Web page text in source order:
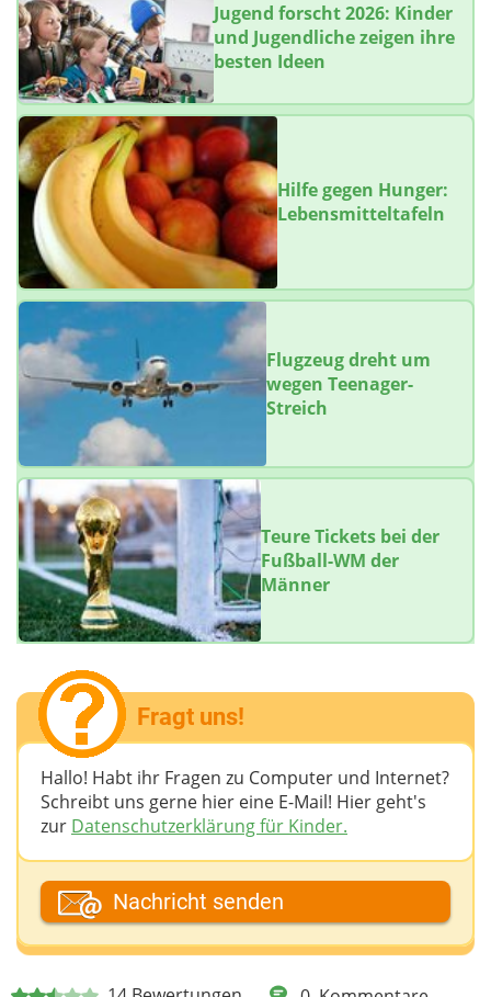
Jugend forscht 2026: Kinder
und Jugendliche zeigen ihre
besten Ideen
Hilfe gegen Hunger:
Lebensmitteltafeln
Flugzeug dreht um
wegen Teenager-
Streich
Teure Tickets bei der
Fußball-WM der
Männer
Fragt uns!
Hallo! Habt ihr Fragen zu Computer und Internet?
Schreibt uns gerne hier eine E-Mail! Hier geht's
zur Datenschutzerklärung für Kinder.
Dein Fantasiename
Deine E-Mail-Adresse (wenn du eine Antwort
Nachricht senden